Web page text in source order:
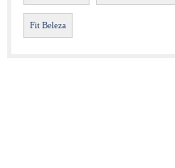
Fit Beleza